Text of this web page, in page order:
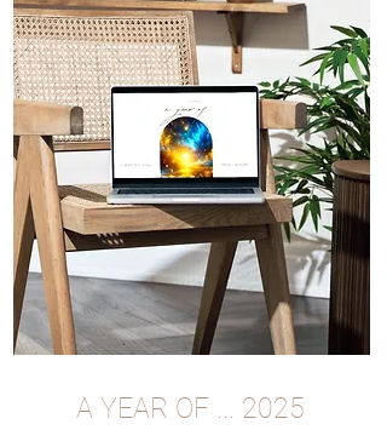
A YEAR OF ... 2025